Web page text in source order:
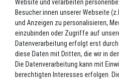
149,00 EUR*
Nicht lagernd. Bitte fragen Sie uns
In
Website und verarbeiten
Besucher:innen unserer Webseite
und Anzeigen zu personalisieren,
einzubinden oder Zugriffe auf
Datenverarbeitung erfolgt erst
diese Daten mit Dritten, die wir in
Die Datenverarbeitung kann mit
berechtigten Interesses erfolgen.